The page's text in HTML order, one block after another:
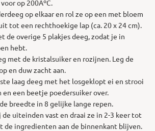
op 200ÂºC.
op elkaar en rol ze op een met bloem
tot een rechthoekige lap (ca. 20 x 24 cm).
de overige 5 plakjes deeg, zodat je in
hebt.
met de kristalsuiker en rozijnen. Leg de
en duw zacht aan.
laag deeg met het losgeklopt ei en strooi
een beetje poedersuiker over.
breedte in 8 gelijke lange repen.
de uiteinden vast en draai ze in 2-3 keer tot
de ingredienten aan de binnenkant blijven.